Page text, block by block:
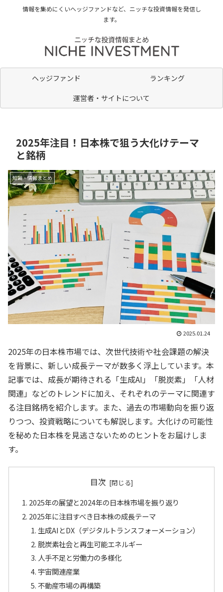
情報を集めにくいヘッジファンドなど、ニッチな投資情報を発信し
ます。
ヘッジファンド
ランキング
運営者・サイトについて
2025年注目！日本株で狙う大化けテーマ
と銘柄
知識・情報まとめ
2025.01.24
2025年の日本株市場では、次世代技術や社会課題の解決
を背景に、新しい成長テーマが数多く浮上しています。本
記事では、成長が期待される「生成AI」「脱炭素」「人材
関連」などのトレンドに加え、それぞれのテーマに関連す
る注目銘柄を紹介します。また、過去の市場動向を振り返
りつつ、投資戦略についても解説します。大化けの可能性
を秘めた日本株を見逃さないためのヒントをお届けしま
す。
目次
2025年の展望と2024年の日本株市場を振り返り
2025年に注目すべき日本株の成長テーマ
生成AIとDX（デジタルトランスフォーメーション）
脱炭素社会と再生可能エネルギー
人手不足と労働力の多様化
宇宙関連産業
不動産市場の再構築